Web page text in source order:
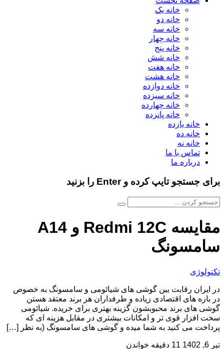
خانه یک
خانه دو
خانه سه
خانه چهار
خانه پنج
خانه شش
خانه هفت
خانه هشت
خانه دوازده
خانه سیزده
خانه چهارده
خانه پانزده
خانه یازده
خانه ده
خانه نه
تماس با ما
درباره ما
برای جستجو تایپ کرده و Enter را بزنید
مقایسه Redmi 12C و A14
سامسونگ
تکنولوژی
در ایران رقابت بین گوشی های شیائومی و سامسونگ به خصوص
در بازه های اقتصادی زیاده و طرفداران هر برند معتقد هستن
گوشی های برند محبوبشون گزینه بهتری برای خریده. شیائومی
سخت افزار قوی تر و امکانات بیشتری در مقابل هزینه ای که
پرداخت می کنید به شما میده و گوشی های سامسونگ (به نظر […]
تیر 6, 1402
11 دقیقه خواندن